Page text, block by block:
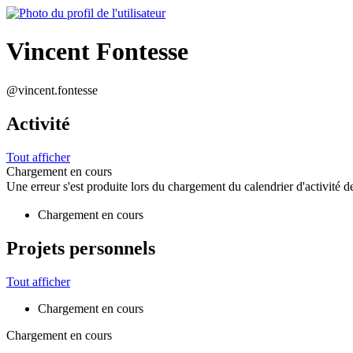
Vincent Fontesse
@vincent.fontesse
Activité
Tout afficher
Chargement en cours
Une erreur s'est produite lors du chargement du calendrier d'activité
Chargement en cours
Projets personnels
Tout afficher
Chargement en cours
Chargement en cours